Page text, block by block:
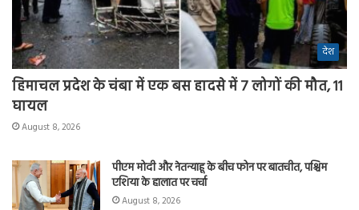
देश
हिमाचल प्रदेश के चंबा में एक बस हादसे में 7 लोगों की मौत, 11
घायल
August 8, 2026
पीएम मोदी और नेतन्याहू के बीच फोन पर बातचीत, पश्चिम
एशिया के हालात पर चर्चा
August 8, 2026